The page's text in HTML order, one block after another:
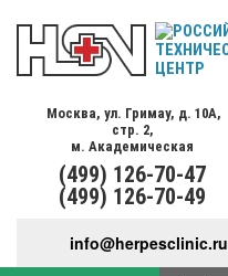
Москва, ул. Гримау, д. 10А,
стр. 2,
м. Академическая
(499) 126-70-47
(499) 126-70-49
info@herpesclinic.ru